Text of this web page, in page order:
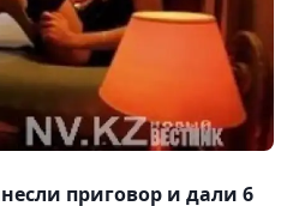
приговор и дали 6